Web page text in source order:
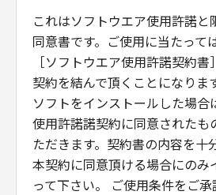
これはソフトウエア使用許諾と
同意書です。ご使用に当たって
［ソフトウエア使用許諾契約
契約を結んで頂くことになりま
ソフトをインストールした場合
使用許諾諾契約に同意されたも
ただきます。契約書の内容を十
本契約に同意頂ける場合にのみ
って下さい。 ご使用条件をご